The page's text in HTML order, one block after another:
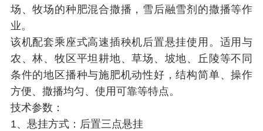
场、牧场的种肥混合撒播，雪后融雪剂的撒播等作
业。
该机配套乘座式高速插秧机后置悬挂使用。适用与
农、林、牧区平坦耕地、草场、坡地、丘陵等不同
条件的地区播种与施肥机动性好，结构简单、操作
方便、撒播均匀、使用可靠等特点。
技术参数：
1、悬挂方式：后置三点悬挂